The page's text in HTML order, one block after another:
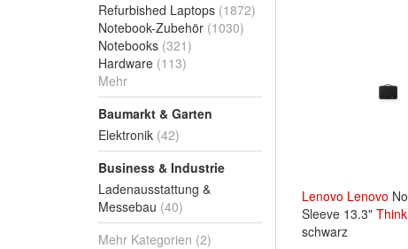
Refurbished Laptops (1872)
Notebook-Zubehör (1030)
Notebooks (321)
Hardware (113)
Mehr
Baumarkt & Garten
Elektronik (42)
Business & Industrie
Ladenausstattung &
Messebau (40)
Mehr Kategorien (2)
Lenovo Lenovo
Sleeve 13.3"
schwarz